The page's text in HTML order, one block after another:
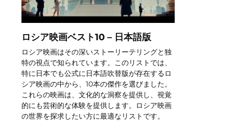
ロシア映画ベスト10 – 日本語版
ロシア映画はその深いストーリーテリングと独
特の視点で知られています。このリストでは、
特に日本でも公式に日本語吹替版が存在するロ
シア映画の中から、10本の傑作を選びました。
これらの映画は、文化的な洞察を提供し、視覚
的にも芸術的な体験を提供します。ロシア映画
の世界を探求したい方に最適なリストです。